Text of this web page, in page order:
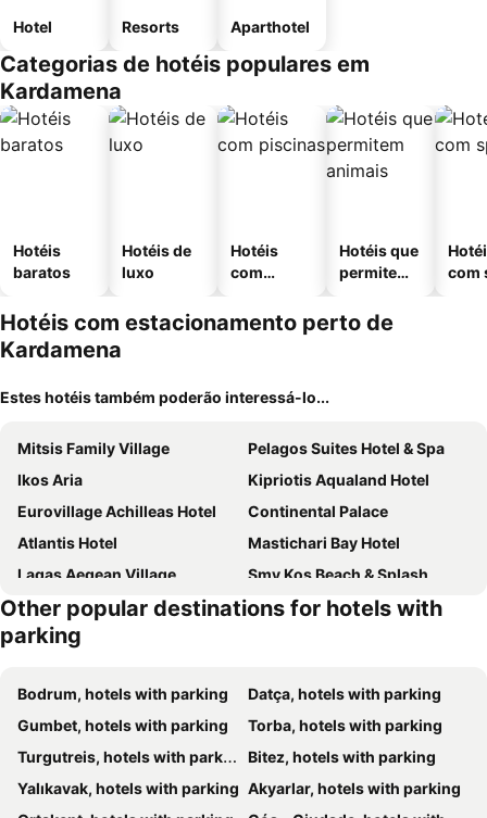
Hotel Resorts Aparthotel
Categorias de hotéis populares em
Kardamena
Hotéis
baratos
Hotéis de
luxo
Hotéis
com
Hotéis que
permitem
com
Hotéis com estacionamento perto de
Kardamena
Estes hotéis também poderão interessá-lo...
Mitsis Family Village
Pelagos Suites Hotel & Spa
Ikos Aria
Kipriotis Aqualand Hotel
Eurovillage Achilleas Hotel
Continental Palace
Atlantis Hotel
Mastichari Bay Hotel
Lagas Aegean Village
Smy Kos Beach & Splash
Kouros Palace Active Lifestyle Hotel
Cleopatra Classic Hotel
Apollon Hotel
Cleopatra Superior
Saint Constantine
Tigaki Beach Hotel
Kos Palace
Aegean View Aqua Resort
Andromeda Hotel Apartments
Kris Mari
Kalimera Mare
Other popular destinations for hotels with
parking
Bodrum, hotels with parking
Datça, hotels with parking
Gumbet, hotels with parking
Torba, hotels with parking
Turgutreis, hotels with parking
Bitez, hotels with parking
Yalıkavak, hotels with parking Akyarlar, hotels with parking